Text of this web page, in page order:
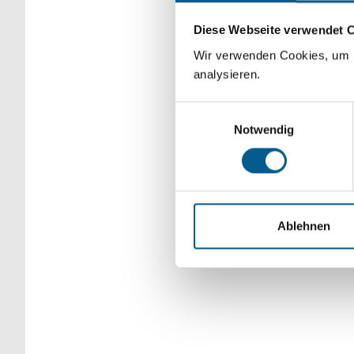
Diese Webseite verwendet
Wir verwenden Cookies,
analysieren.
Notwendig
Ablehnen
Bitte Suchbegriff
verfeinert werden.